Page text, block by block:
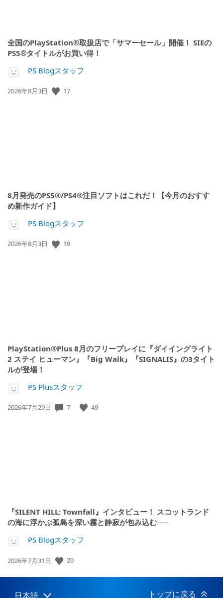
全国のPlayStation®取扱店で「サマーセール」開催！ SIEの
PS5®タイトルがお買い得！
PS Blogスタッフ
公
2026年8月3日 17
8月発売のPS5®/PS4®注目ソフトはこれだ！【今月のおすす
め新作ガイド】
PS Blogスタッフ
公
2026年8月3日 19
PlayStation®Plus 8月のフリープレイに『ダイイングライト
2 ステイ ヒューマン』『Big Walk』『SIGNALIS』の3タイト
ルが登場！
PS Plusスタッフ
公
2026年7月29日 7 49
『SILENT HILL: Townfall』インタビュー！ スコットランド
の海に浮かぶ孤島を深い霧と静寂が包み込む──
PS Blogスタッフ
公
日:
2026年7月31日 20
日本語 トップに戻る